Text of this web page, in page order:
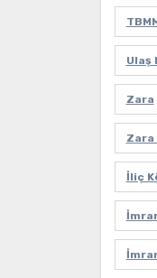
Ulaş
Zara
Zara
İliç